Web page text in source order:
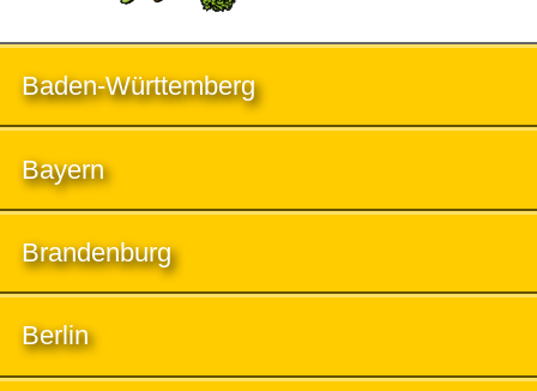
Baden-Württemberg
Bayern
Brandenburg
Berlin